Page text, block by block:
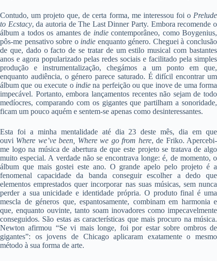
Contudo, um projeto que, de certa forma, me interessou foi o Prelude
to Ecstacy, da autoria de The Last Dinner Party. Embora recomende o
álbum a todos os amantes de indiecontemporâneo, como Boygenius,
pôs-me pensativo sobre o indie enquanto género. Cheguei à conclusão
de que, dado o facto de se tratar de um estilo musical com bastantes
anos e agora popularizado pelas redes sociais e facilitado pela simples
produção e instrumentalização, chegámos a um ponto em que,
enquanto audiência, o género parece saturado. É difícil encontrar um
álbum que ou execute o indiena perfeição ou que inove de uma forma
impecável. Portanto, embora lançamentos recentes não sejam de todo
medíocres, comparando com os gigantes que partilham a sonoridade,
ficam um pouco aquém e sentem-se apenas como desinteressantes.
Esta foi a minha mentalidade até dia 23 deste mês, dia em que
ouvi Where we’ve been, Where we go from here, de Friko. Apercebi-
me logo na música de abertura de que este projeto se tratava de algo
muito especial. A verdade não se encontrava longe: é, de momento, o
álbum que mais gostei este ano. O grande apelo pelo projeto é a
fenomenal capacidade da banda conseguir escolher a dedo que
elementos emprestados quer incorporar nas suas músicas, sem nunca
perder a sua unicidade e identidade própria. O produto final é uma
mescla de géneros que, espantosamente, combinam em harmonia e
que, enquanto ouvinte, tanto soam inovadores como impecavelmente
conseguidos. São estas as características que mais procuro na música.
Newton afirmou “Se vi mais longe, foi por estar sobre ombros de
gigantes”: os jovens de Chicago aplicaram exatamente o mesmo
método à sua forma de arte.